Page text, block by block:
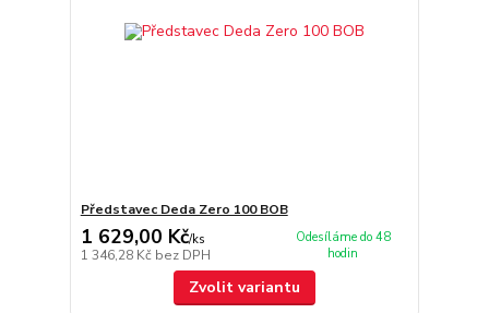
Představec Deda Zero 100 BOB
1 629,00 Kč/ks
1 346,28 Kč bez DPH
Odesíláme do 48
hodin
Zvolit variantu